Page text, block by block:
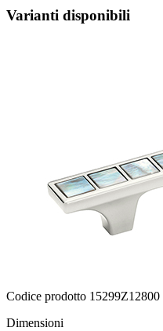
Varianti disponibili
Codice prodotto 15299Z12800
Dimensioni